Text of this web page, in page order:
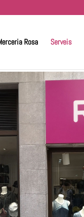
Rosa Serveis